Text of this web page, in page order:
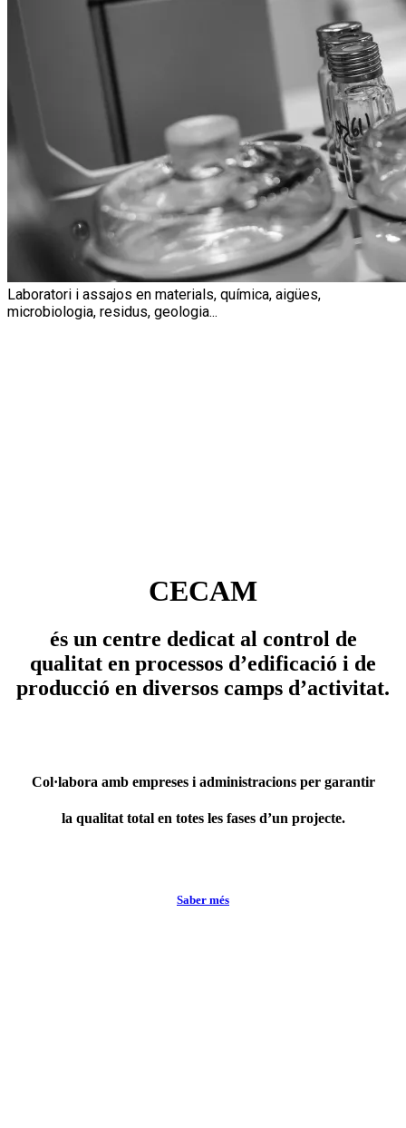
Laboratori i assajos en materials, química, aigües,
microbiologia, residus, geologia...
CECAM
és un centre dedicat al control de
qualitat en processos d’edificació i de
producció en diversos camps d’activitat.
Col·labora amb empreses i administracions per garantir
la qualitat total en totes les fases d’un projecte.
Saber més